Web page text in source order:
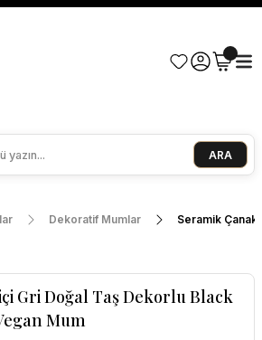
ARA
Dekoratif Mumlar Seramik Çanak
Gri Doğal Taş Dekorlu Black
Mum